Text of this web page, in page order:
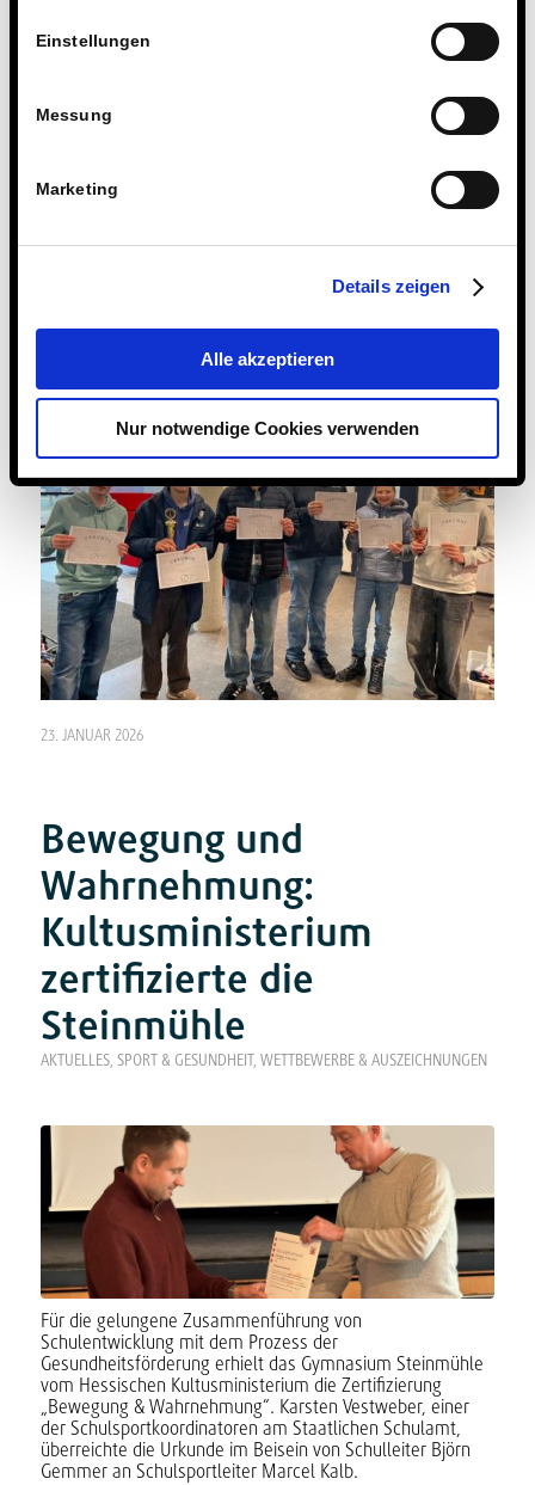
Einstellungen
Messung
Marketing
Details zeigen
Alle akzeptieren
Nur notwendige Cookies verwenden
23. JANUAR 2026
Bewegung und
Wahrnehmung:
Kultusministerium
zertifizierte die
Steinmühle
AKTUELLES, SPORT & GESUNDHEIT, WETTBEWERBE & AUSZEICHNUNGEN
Für die gelungene Zusammenführung von
Schulentwicklung mit dem Prozess der
Gesundheitsförderung erhielt das Gymnasium Steinmühle
vom Hessischen Kultusministerium die Zertifizierung
„Bewegung & Wahrnehmung“. Karsten Vestweber, einer
der Schulsportkoordinatoren am Staatlichen Schulamt,
überreichte die Urkunde im Beisein von Schulleiter Björn
Gemmer an Schulsportleiter Marcel Kalb.